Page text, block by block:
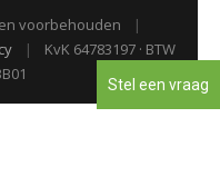
voorbehouden
|
|
KvK 64783197 · BTW
Stel een vraag